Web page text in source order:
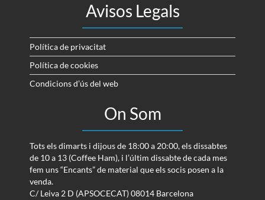
Avisos Legals
Política de privacitat
Política de cookies
Condicions d’ús del web
On Som
Tots els dimarts i dijous de 18:00 a 20:00, els dissabtes
de 10 a 13 (Coffee Ham), i l’últim dissabte de cada mes
fem uns “Encants” de material que els socis posen a la
venda.
C/ Leiva 2 D (APSOCECAT) 08014 Barcelona